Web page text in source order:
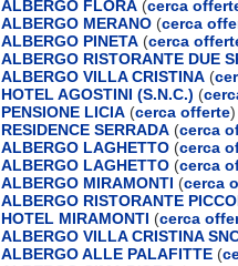
ALBERGO FLORA (cerca
ALBERGO MERANO (cerca
ALBERGO PINETA (cerca
ALBERGO RISTORANTE DUE
ALBERGO VILLA CRISTINA (
HOTEL AGOSTINI (S.N.C.) (
PENSIONE LICIA (cerca offerte)
RESIDENCE SERRADA (cerca
ALBERGO LAGHETTO (cerca
ALBERGO LAGHETTO (cerca
ALBERGO MIRAMONTI (cerca
ALBERGO RISTORANTE
HOTEL MIRAMONTI (cerca
ALBERGO VILLA CRISTINA
ALBERGO ALLE PALAFITTE (